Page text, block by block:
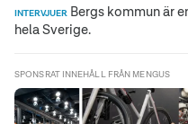
INTERVJUER Bergs kommun är
hela Sverige.
SPONSRAT INNEHÅLL FRÅN MENGUS